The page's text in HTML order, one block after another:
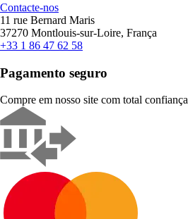
Contacte-nos
11 rue Bernard Maris
37270 Montlouis-sur-Loire, França
+33 1 86 47 62 58
Pagamento seguro
Compre em nosso site com total confiança